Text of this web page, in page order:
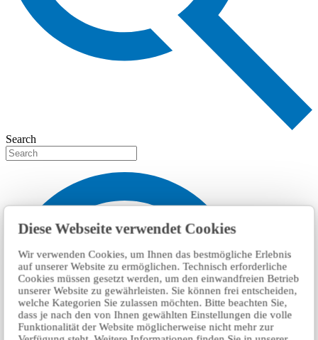
Diese Webseite verwendet Cookies
Wir verwenden Cookies, um Ihnen das bestmögliche Erlebnis
auf unserer Website zu ermöglichen. Technisch erforderliche
Cookies müssen gesetzt werden, um den einwandfreien Betrieb
unserer Website zu gewährleisten. Sie können frei entscheiden,
welche Kategorien Sie zulassen möchten. Bitte beachten Sie,
dass je nach den von Ihnen gewählten Einstellungen die volle
Funktionalität der Website möglicherweise nicht mehr zur
Search